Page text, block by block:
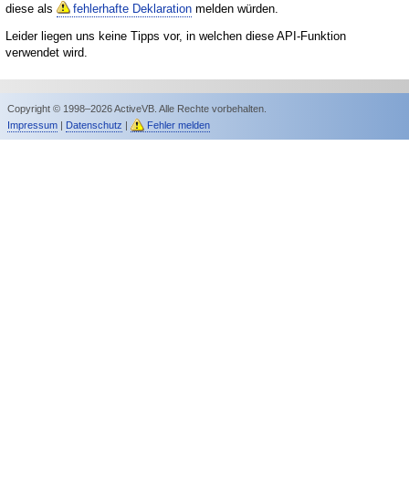
diese als
fehlerhafte Deklaration melden würden.
Leider liegen uns keine Tipps vor, in welchen diese API-Funktion
verwendet wird.
Copyright © 1998–2026 ActiveVB. Alle Rechte vorbehalten.
Impressum| Datenschutz | Fehler melden